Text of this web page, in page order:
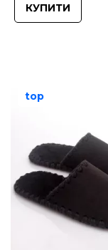
КУПИТИ
top